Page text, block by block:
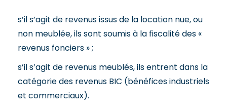
s’il s’agit de revenus issus de la location nue, ou
non meublée, ils sont soumis à la fiscalité des «
revenus fonciers » ;
s’il s’agit de revenus meublés, ils entrent dans la
catégorie des revenus BIC (bénéfices industriels
et commerciaux).